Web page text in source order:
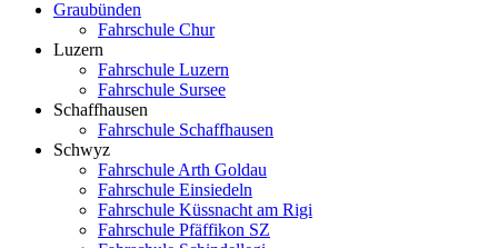
Graubünden
Fahrschule Chur
Luzern
Fahrschule Luzern
Fahrschule Sursee
Schaffhausen
Fahrschule Schaffhausen
Schwyz
Fahrschule Arth Goldau
Fahrschule Einsiedeln
Fahrschule Küssnacht am Rigi
Fahrschule Pfäffikon SZ